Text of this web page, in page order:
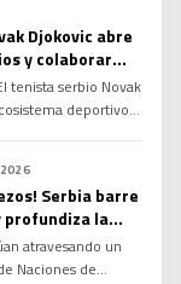
María Torres, en
de ceder el
la paciencia, el
Djokovic abre
y colaborar
Federer en el
tenista serbio Novak
deportivo y
sus dos más
canchas: el
Roger Federer.
[…]
Serbia barre
profundiza la
atravesando un
Naciones de